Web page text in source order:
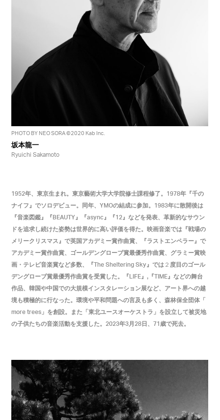
坂本龍一
Ryuichi Sakamoto
1952年、東京生まれ。東京藝術大学大学院修士課程修了。 1978年『千の
ナイフ』でソロデビュー。同年、 YMOの結成に参加。 1983年に散開後は
『音楽図鑑』『 BEAUTY』『async』『12』などを発表、革新的なサウン
ドを追求し続けた姿勢は世界的に高い評価を得た。映画音楽では『戦場の
メリークリスマス』で英国アカデミー賞作曲賞、『ラストエンペラー』で
アカデミー賞作曲賞、ゴールデングローブ賞最優秀作曲賞、グラミー賞映
画・テレビ音楽賞など多数、『The Sheltering Sky』では ２ 度目のゴール
デングローブ賞最優秀作曲賞を受賞した。『 LIFE』,『TIME』などの舞台
作品、韓国や中国での大規模インスタレーション展など、アート界への越
境も積極的に行なった。環境や平和問題への言及も多く、森林保全団体「
more trees 」を創設。また「東北ユースオーケストラ」を設立して被災地
の子供たちの音楽活動を支援した。 2023年3月 28 日、 71 歳で死去。
PHOTO BY NEO SORA ©2020 Kab Inc.